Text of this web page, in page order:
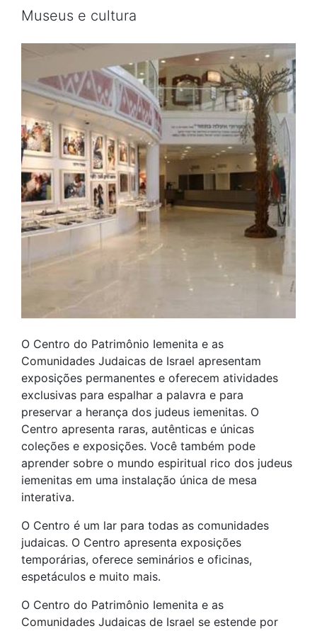
Museus e cultura
O Centro do Patrimônio Iemenita e as
Comunidades Judaicas de Israel apresentam
exposições permanentes e oferecem atividades
exclusivas para espalhar a palavra e para
preservar a herança dos judeus iemenitas. O
Centro apresenta raras, autênticas e únicas
coleções e exposições. Você também pode
aprender sobre o mundo espiritual rico dos judeus
iemenitas em uma instalação única de mesa
interativa.
O Centro é um lar para todas as comunidades
judaicas. O Centro apresenta exposições
temporárias, oferece seminários e oficinas,
espetáculos e muito mais.
O Centro do Patrimônio Iemenita e as
Comunidades Judaicas de Israel se estende por